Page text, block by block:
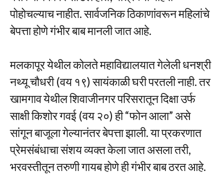
पोहोचल्याच नाहीत. सार्वजनिक ठिकाणांवरून महिलांचे
बेपत्ता होणे गंभीर बाब मानली जात आहे.
मलकापूर येथील कोलते महाविद्यालयात गेलेली धनश्री
नथ्यू चौधरी (वय १९) सायंकाळी घरी परतली नाही. तर
खामगाव येथील शिवाजीनगर परिसरातून दिक्षा उर्फ
साक्षी किशोर गवई (वय २०) ही “फोन आला” असे
सांगून बाजूला गेल्यानंतर बेपत्ता झाली. या प्रकरणात
प्रेमसंबंधाचा संशय व्यक्त केला जात असला तरी,
भरवस्तीतून तरुणी गायब होणे ही गंभीर बाब ठरत आहे.